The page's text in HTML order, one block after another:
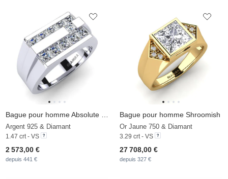
Argent 925 & Diamant
1.47 crt - VS
2 573,00 €
depuis 441 €
Bague pour homme Shroomish
Or Jaune 750 & Diamant
3.29 crt - VS
27 708,00 €
depuis 327 €